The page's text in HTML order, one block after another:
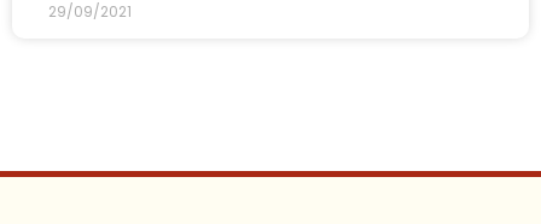
29/09/2021